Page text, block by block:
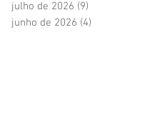
julho de 2026 (9)
junho de 2026 (4)